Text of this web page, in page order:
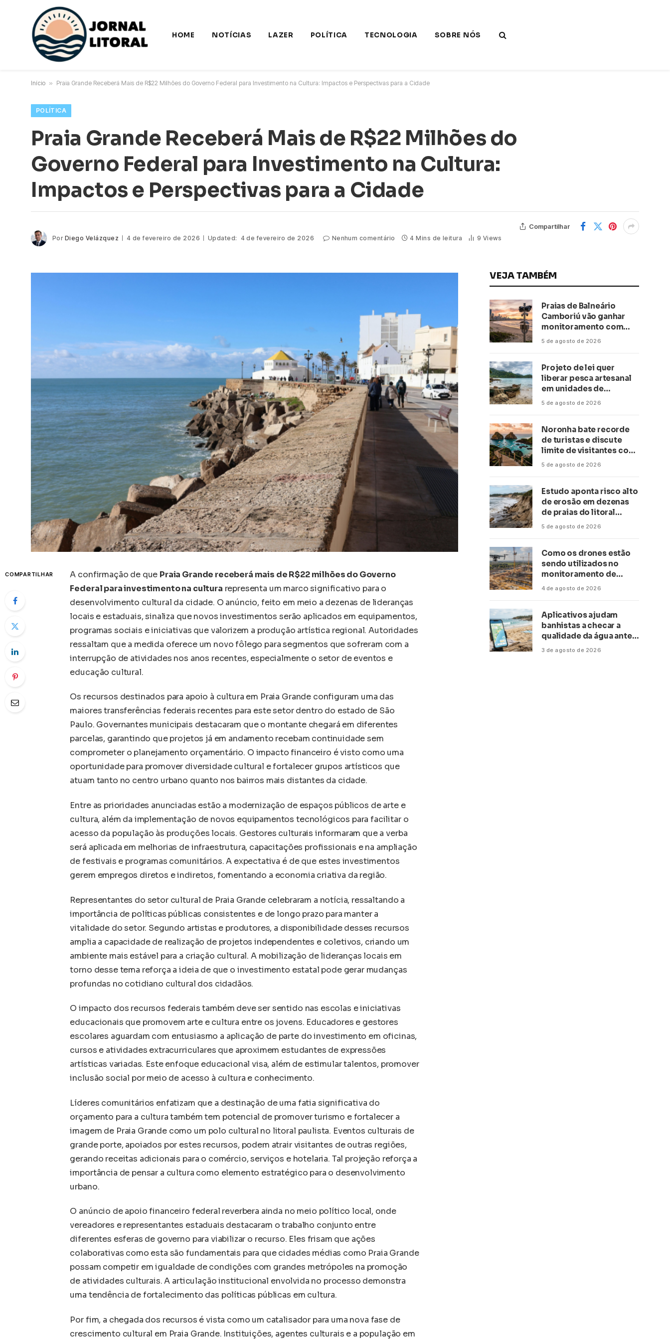
HOME NOTÍCIAS LAZER POLÍTICA TECNOLOGIA SOBRE NÓS
Início » Praia Grande Receberá Mais de R$22 Milhões do Governo Federal para Investimento na Cultura: Impactos e Perspectivas para a Cidade
POLÍTICA
Praia Grande Receberá Mais de R$22 Milhões do
Governo Federal para Investimento na Cultura:
Impactos e Perspectivas para a Cidade
Por Diego Velázquez 4 de fevereiro de 2026 Updated: 4 de fevereiro de 2026 Nenhum comentário 4 Mins de leitura 9 Views
Compartilhar
COMPARTILHAR A confirmação de que Praia Grande receberá mais de R$22 milhões do Governo
Federal para investimento na cultura representa um marco significativo para o
desenvolvimento cultural da cidade. O anúncio, feito em meio a dezenas de lideranças
locais e estaduais, sinaliza que novos investimentos serão aplicados em equipamentos,
programas sociais e iniciativas que valorizem a produção artística regional. Autoridades
ressaltam que a medida oferece um novo fôlego para segmentos que sofreram com a
interrupção de atividades nos anos recentes, especialmente o setor de eventos e
educação cultural.
Os recursos destinados para apoio à cultura em Praia Grande configuram uma das
maiores transferências federais recentes para este setor dentro do estado de São
Paulo. Governantes municipais destacaram que o montante chegará em diferentes
parcelas, garantindo que projetos já em andamento recebam continuidade sem
comprometer o planejamento orçamentário. O impacto financeiro é visto como uma
oportunidade para promover diversidade cultural e fortalecer grupos artísticos que
atuam tanto no centro urbano quanto nos bairros mais distantes da cidade.
Entre as prioridades anunciadas estão a modernização de espaços públicos de arte e
cultura, além da implementação de novos equipamentos tecnológicos para facilitar o
acesso da população às produções locais. Gestores culturais informaram que a verba
será aplicada em melhorias de infraestrutura, capacitações profissionais e na ampliação
de festivais e programas comunitários. A expectativa é de que estes investimentos
gerem empregos diretos e indiretos, fomentando a economia criativa da região.
Representantes do setor cultural de Praia Grande celebraram a notícia, ressaltando a
importância de políticas públicas consistentes e de longo prazo para manter a
vitalidade do setor. Segundo artistas e produtores, a disponibilidade desses recursos
amplia a capacidade de realização de projetos independentes e coletivos, criando um
ambiente mais estável para a criação cultural. A mobilização de lideranças locais em
torno desse tema reforça a ideia de que o investimento estatal pode gerar mudanças
profundas no cotidiano cultural dos cidadãos.
O impacto dos recursos federais também deve ser sentido nas escolas e iniciativas
educacionais que promovem arte e cultura entre os jovens. Educadores e gestores
escolares aguardam com entusiasmo a aplicação de parte do investimento em oficinas,
cursos e atividades extracurriculares que aproximem estudantes de expressões
artísticas variadas. Este enfoque educacional visa, além de estimular talentos, promover
inclusão social por meio de acesso à cultura e conhecimento.
Líderes comunitários enfatizam que a destinação de uma fatia significativa do
orçamento para a cultura também tem potencial de promover turismo e fortalecer a
imagem de Praia Grande como um polo cultural no litoral paulista. Eventos culturais de
grande porte, apoiados por estes recursos, podem atrair visitantes de outras regiões,
gerando receitas adicionais para o comércio, serviços e hotelaria. Tal projeção reforça a
importância de pensar a cultura como elemento estratégico para o desenvolvimento
urbano.
O anúncio de apoio financeiro federal reverbera ainda no meio político local, onde
vereadores e representantes estaduais destacaram o trabalho conjunto entre
diferentes esferas de governo para viabilizar o recurso. Eles frisam que ações
colaborativas como esta são fundamentais para que cidades médias como Praia Grande
possam competir em igualdade de condições com grandes metrópoles na promoção
de atividades culturais. A articulação institucional envolvida no processo demonstra
uma tendência de fortalecimento das políticas públicas em cultura.
Por fim, a chegada dos recursos é vista como um catalisador para uma nova fase de
crescimento cultural em Praia Grande. Instituições, agentes culturais e a população em
VEJA TAMBÉM
Praias de Balneário
Camboriú vão ganhar
monitoramento com
inteligência artificial
5 de agosto de 2026
Projeto de lei quer
liberar pesca artesanal
em unidades de
conservação
5 de agosto de 2026
Noronha bate recorde
de turistas e discute
limite de visitantes com
a Anac
5 de agosto de 2026
Estudo aponta risco alto
de erosão em dezenas
de praias do litoral
paulista
5 de agosto de 2026
Como os drones estão
sendo utilizados no
monitoramento de
obras de grande porte?
4 de agosto de 2026
Aplicativos ajudam
banhistas a checar a
qualidade da água antes
de ir à praia
3 de agosto de 2026